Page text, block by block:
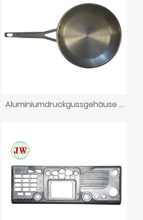
Aluminiumdruckgussgehäuse für Elektronik-Eisenbox